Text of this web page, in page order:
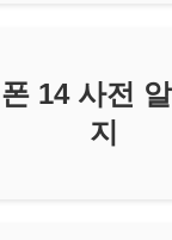
14 사전
지